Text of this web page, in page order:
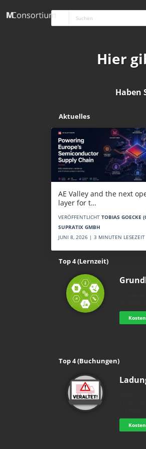
Hier
Haben
Aktuelles
AE Valley and the next
layer for t…
VERÖFFENTLICHT TOBIAS GOECKE
SUPRATIX GMBH
JUNI 8, 2026 | 3 MINUTEN LESEZEIT
Top 4 (Lernzeit)
Bereich
Top 4 (Buchungen)